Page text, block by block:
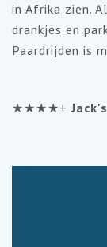
in Afrika zien.
drankjes en
Paardrijden is
★★★★+